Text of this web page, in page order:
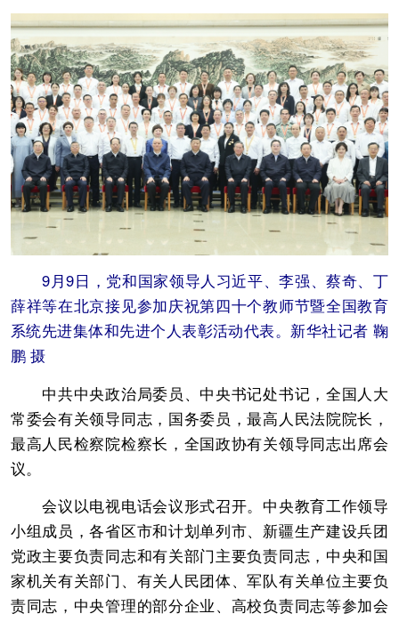
9月9日，党和国家领导人习近平、李强、蔡奇、丁
薛祥等在北京接见参加庆祝第四十个教师节暨全国教育
系统先进集体和先进个人表彰活动代表。新华社记者 鞠
鹏 摄
中共中央政治局委员、中央书记处书记，全国人大
常委会有关领导同志，国务委员，最高人民法院院长，
最高人民检察院检察长，全国政协有关领导同志出席会
议。
会议以电视电话会议形式召开。中央教育工作领导
小组成员，各省区市和计划单列市、新疆生产建设兵团
党政主要负责同志和有关部门主要负责同志，中央和国
家机关有关部门、有关人民团体、军队有关单位主要负
责同志，中央管理的部分企业、高校负责同志等参加会